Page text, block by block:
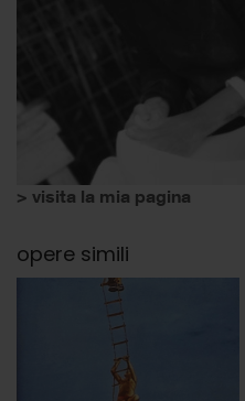
> visita la mia pagina
opere simili